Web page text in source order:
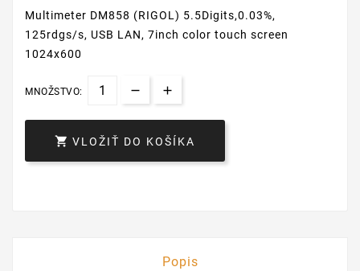
Multimeter DM858 (RIGOL) 5.5Digits,0.03%,
125rdgs/s, USB LAN, 7inch color touch screen
1024x600
MNOŽSTVO:
 VLOŽIŤ DO KOŠÍKA
Popis